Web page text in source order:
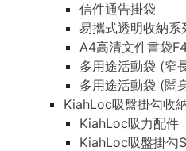
信件通告掛袋
易攜式透明收納系
A4高清文件書袋
多用途活動袋 (窄
多用途活動袋 (闊
KiahLoc吸盤掛勾收
KiahLoc吸力配件
KiahLoc吸盤掛勾